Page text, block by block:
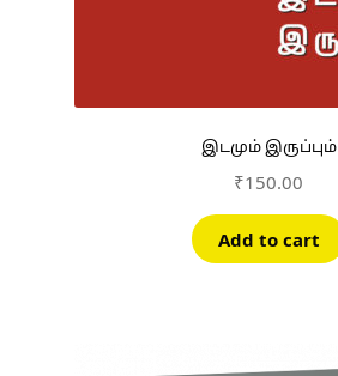
இடமும் இருப்பும்
₹150.00
Add to cart